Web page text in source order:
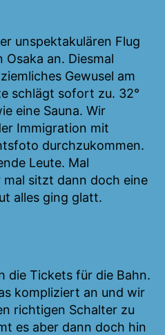
unspektakulären Flug
an. Diesmal
Gewusel am
schlägt sofort zu. 32°
eine Sauna. Wir
Immigration mit
durchzukommen.
Leute. Mal
sitzt dann doch eine
alles ging glatt.
die Tickets für die Bahn.
kompliziert an und wir
richtigen Schalter zu
es aber dann doch hin